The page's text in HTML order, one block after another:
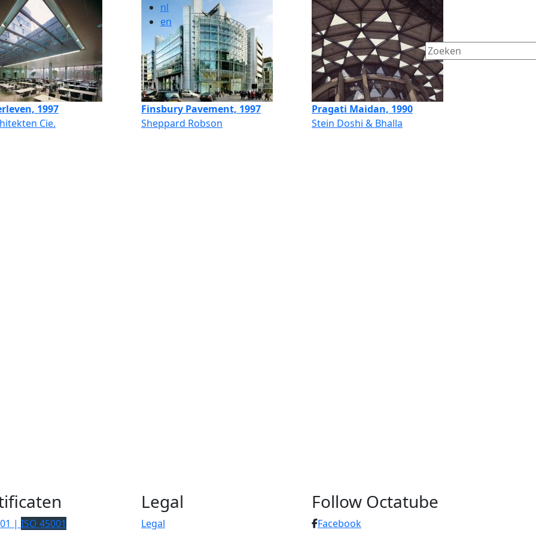
nl
en
1997
Cie.
Finsbury Pavement, 1997
Sheppard Robson
Pragati Maidan, 1990
Stein Doshi & Bhalla
| ISO 45001
Legal
Legal
Follow Octatube
Facebook